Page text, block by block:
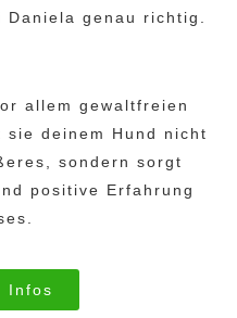
genau richtig.
allem gewaltfreien
sie deinem Hund nicht
sondern sorgt
positive Erfahrung
Infos